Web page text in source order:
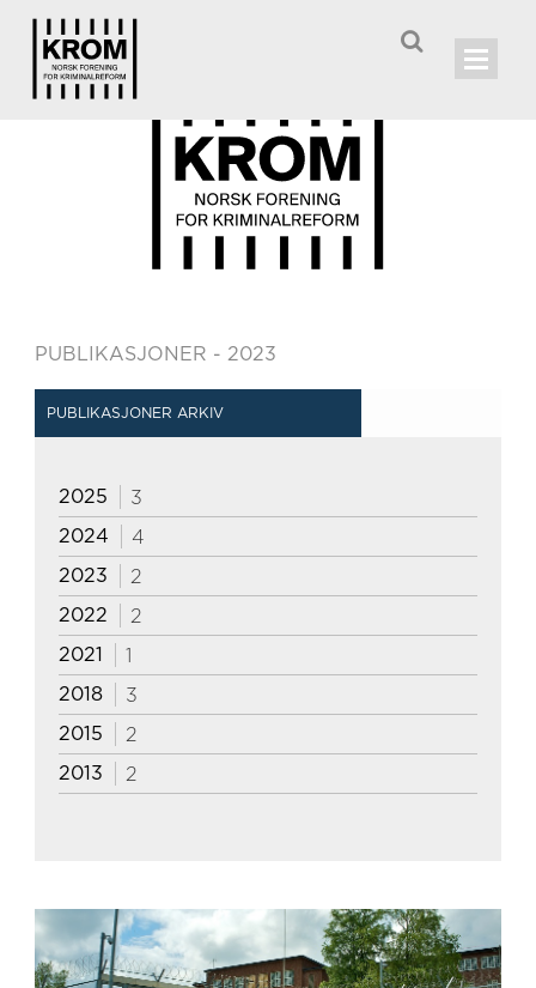

PUBLIKASJONER - 2023
PUBLIKASJONER ARKIV
2025 3
2024 4
2023 2
2022 2
2021 1
2018 3
2015 2
2013 2